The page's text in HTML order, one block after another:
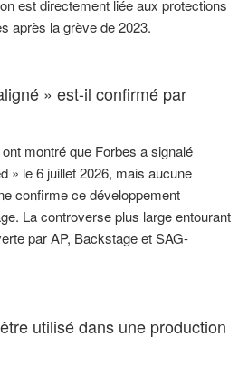
est directement liée aux protections
après la grève de 2023.
» est-il confirmé par
montré que Forbes a signalé
» le 6 juillet 2026, mais aucune
confirme ce développement
La controverse plus large entourant
par AP, Backstage et SAG-
utilisé dans une production